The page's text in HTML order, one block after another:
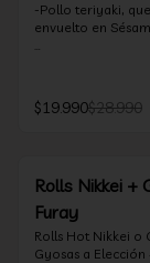
-Pollo teriyaki,
envuelto en
-Camarón furay,
frito en tempura.
-Kanikama, queso
nori (hosomaki)
$19.990$28.990
Rolls Nikkei +
Furay
Rolls Hot Nikkei o
Gyosas a Elección